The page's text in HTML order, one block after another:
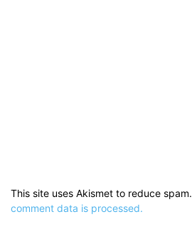
This site uses Akismet to reduce spam.
comment data is processed.